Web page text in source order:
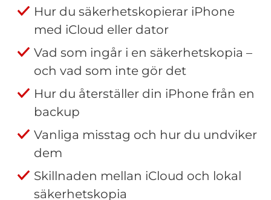
Hur du säkerhetskopierar iPhone
med iCloud eller dator
Vad som ingår i en säkerhetskopia –
och vad som inte gör det
Hur du återställer din iPhone från en
backup
Vanliga misstag och hur du undviker
dem
Skillnaden mellan iCloud och lokal
säkerhetskopia